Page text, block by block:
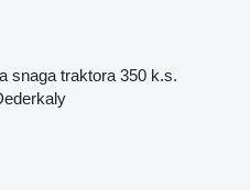
snaga traktora 350 k.s.